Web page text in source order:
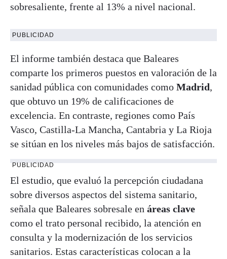
sobresaliente, frente al 13% a nivel nacional.
PUBLICIDAD
El informe también destaca que Baleares
comparte los primeros puestos en valoración de la
sanidad pública con comunidades como Madrid,
que obtuvo un 19% de calificaciones de
excelencia. En contraste, regiones como País
Vasco, Castilla-La Mancha, Cantabria y La Rioja
se sitúan en los niveles más bajos de satisfacción.
PUBLICIDAD
El estudio, que evaluó la percepción ciudadana
sobre diversos aspectos del sistema sanitario,
señala que Baleares sobresale en áreas clave
como el trato personal recibido, la atención en
consulta y la modernización de los servicios
sanitarios. Estas características colocan a la